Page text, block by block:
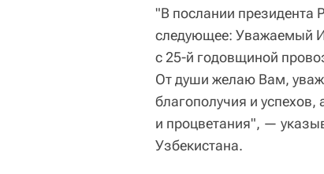
"В послании президента
следующее: Уважаемый
с 25-й годовщиной
От души желаю Вам,
благополучия и
и процветания", —
Узбекистана.